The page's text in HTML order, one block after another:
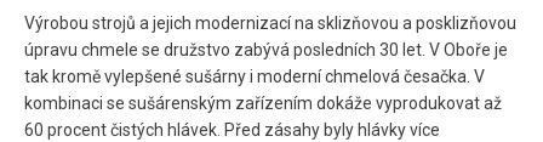
Výrobou strojů a jejich modernizací na sklizňovou a posklizňovou
úpravu chmele se družstvo zabývá posledních 30 let. V Oboře je
tak kromě vylepšené sušárny i moderní chmelová česačka. V
kombinaci se sušárenským zařízením dokáže vyprodukovat až
60 procent čistých hlávek. Před zásahy byly hlávky více